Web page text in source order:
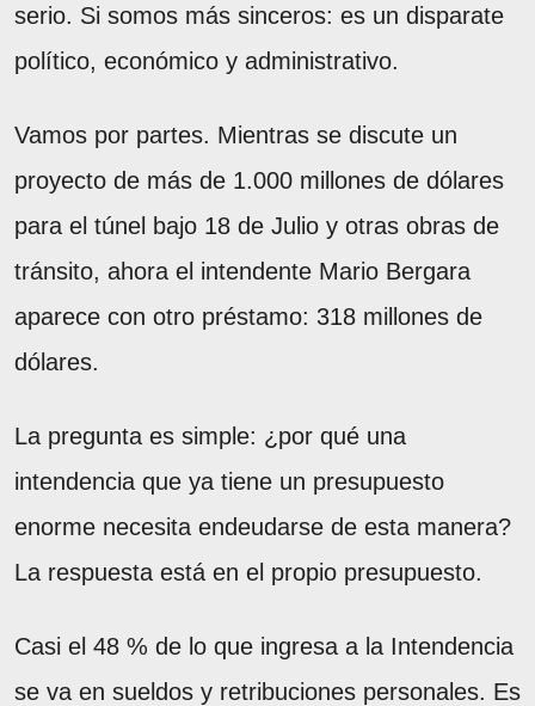
serio. Si somos más sinceros: es un disparate
político, económico y administrativo.
Vamos por partes. Mientras se discute un
proyecto de más de 1.000 millones de dólares
para el túnel bajo 18 de Julio y otras obras de
tránsito, ahora el intendente Mario Bergara
aparece con otro préstamo: 318 millones de
dólares.
La pregunta es simple: ¿por qué una
intendencia que ya tiene un presupuesto
enorme necesita endeudarse de esta manera?
La respuesta está en el propio presupuesto.
Casi el 48 % de lo que ingresa a la Intendencia
se va en sueldos y retribuciones personales. Es